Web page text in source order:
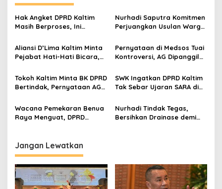
Hak Angket DPRD Kaltim
Masih Berproses, Ini
Baliknya
Nurhadi Saputra Komitmen
Perjuangkan Usulan Warga
Dialog Bersempekat
Aliansi D’Lima Kaltim Minta
Pejabat Hati-Hati Bicara,
Harga Mati
Pernyataan di Medsos Tuai
Kontroversi, AG Dipanggil
Tokoh Kaltim Minta BK DPRD
Bertindak, Pernyataan AG
SARA
SWK Ingatkan DPRD Kaltim
Tak Sebar Ujaran SARA di
Wacana Pemekaran Benua
Raya Menguat, DPRD
Nurhadi Tindak Tegas,
Bersihkan Drainase demi
Jangan Lewatkan